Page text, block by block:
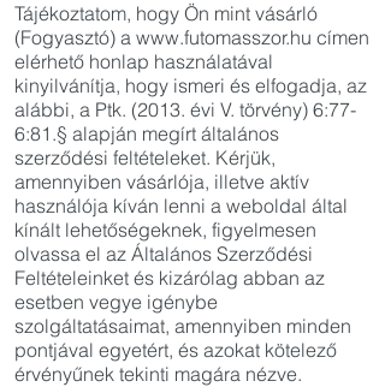
Tájékoztatom, hogy Ön mint vásárló
(Fogyasztó) a www.futomasszor.hu címen
elérhető honlap használatával
kinyilvánítja, hogy ismeri és elfogadja, az
alábbi, a Ptk. (2013. évi V. törvény) 6:77-
6:81.§ alapján megírt általános
szerződési feltételeket. Kérjük,
amennyiben vásárlója, illetve aktív
használója kíván lenni a weboldal által
kínált lehetőségeknek, figyelmesen
olvassa el az Általános Szerződési
Feltételeinket és kizárólag abban az
esetben vegye igénybe
szolgáltatásaimat, amennyiben minden
pontjával egyetért, és azokat kötelező
érvényűnek tekinti magára nézve.